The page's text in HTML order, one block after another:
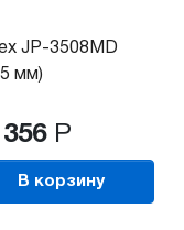
JP-3508MD
мм)
Р
В корзину